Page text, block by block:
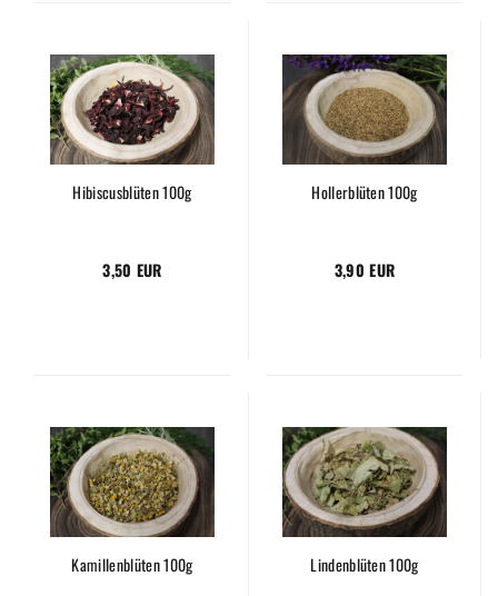
Hibiscusblüten 100g
3,50 EUR
Hollerblüten 100g
3,90 EUR
Kamillenblüten 100g Lindenblüten 100g